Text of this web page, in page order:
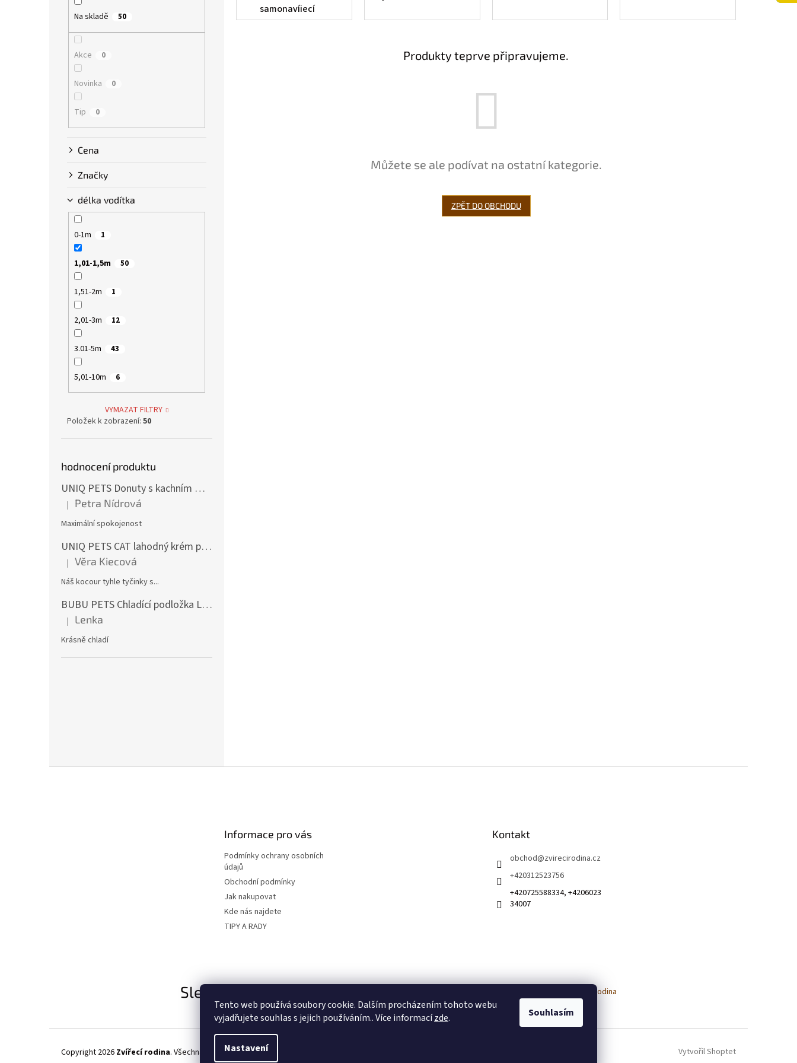
Tento web používá soubory cookie. Dalším procházením tohoto webu
vyjadřujete souhlas s jejich používáním.. Více informacízde.
Nastavení
Souhlasím
Na skladě 50
Akce 0
Novinka 0
Tip 0
Cena
Značky
délka vodítka
0-1m 1
1,01-1,5m 50
1,51-2m 1
2,01-3m 12
3.01-5m 43
5,01-10m 6
VYMAZAT FILTRY
Položek k zobrazení: 50
hodnocení produktu
UNIQ PETS Donuty s kachním masem 500g (5ks)
Hodnocení produktu je 5 z 5 hvězdiček.
| Petra Nídrová
Maximální spokojenost
UNIQ PETS CAT lahodný krém pro kočky s hovězím masem a treskou 15g (x50ks)
Hodnocení produktu je 5 z 5 hvězdiček.
| Věra Kiecová
Náš kocour tyhle tyčinky s...
BUBU PETS Chladící podložka L 50x90cm
Hodnocení produktu je 5 z 5 hvězdiček.
| Lenka
Krásně chladí
samonavíjecí
vodítka pro psy s
Produkty teprve připravujeme.
Můžete se ale podívat na ostatní kategorie.
ZPĚT DO OBCHODU
Informace pro vás
Podmínky ochrany osobních
údajů
Obchodní podmínky
Jak nakupovat
Kde nás najdete
TIPY A RADY
Kontakt
obchod@zvirecirodina.cz
+420312523756
+420725588334, +4206023
34007
Sledujte nás na sociálních sítích
Vytvořil Shoptet
Copyright 2026 Zvířecí rodina. Všechna práva vyhrazena.